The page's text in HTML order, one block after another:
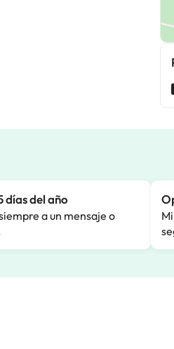
días del año
a un mensaje o